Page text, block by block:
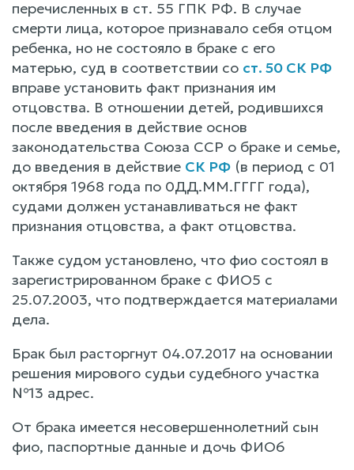
перечисленных в ст. 55 ГПК РФ. В случае
смерти лица, которое признавало себя отцом
ребенка, но не состояло в браке с его
матерью, суд в соответствии со ст. 50 СК РФ
вправе установить факт признания им
отцовства. В отношении детей, родившихся
после введения в действие основ
законодательства Союза ССР о браке и семье,
до введения в действие СК РФ (в период с 01
октября 1968 года по 0ДД.ММ.ГГГГ года),
судами должен устанавливаться не факт
признания отцовства, а факт отцовства.
Также судом установлено, что фио состоял в
зарегистрированном браке с ФИО5 с
25.07.2003, что подтверждается материалами
дела.
Брак был расторгнут 04.07.2017 на основании
решения мирового судьи судебного участка
№13 адрес.
От брака имеется несовершеннолетний сын
фио, паспортные данные и дочь ФИО6